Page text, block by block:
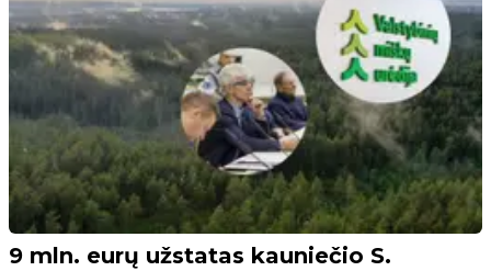
9 mln. eurų užstatas kauniečio S.